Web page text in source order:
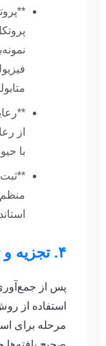
از
با
منظم
۴. تجزیه و تحلیل آماری داده‌ها
پس از جمع‌آوری
استفاده از
مرحله برای